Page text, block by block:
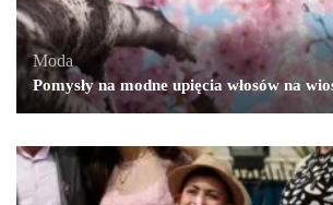
Moda
Pomysły na modne upięcia włosów na